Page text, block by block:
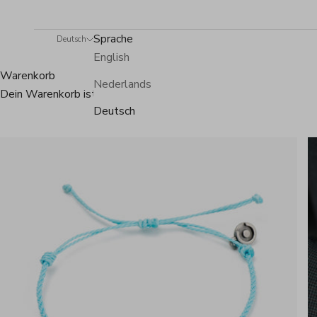
Deutsch
Sprache
English
Nederlands
Deutsch
Warenkorb
Dein Warenkorb ist leer